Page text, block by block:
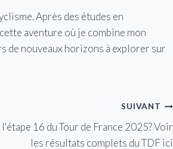
Après des études en
aventure où je combine mon
de nouveaux horizons à explorer sur
SUIVANT
16 du Tour de France 2025? Voir
les résultats complets du TDF ici